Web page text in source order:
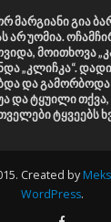
მარგიანი გია
არ უომია.
მოითხოვა
„კლიჩკა“.
და
და ტყუილი
ტყვეებს
Created by Meks
WordPress.